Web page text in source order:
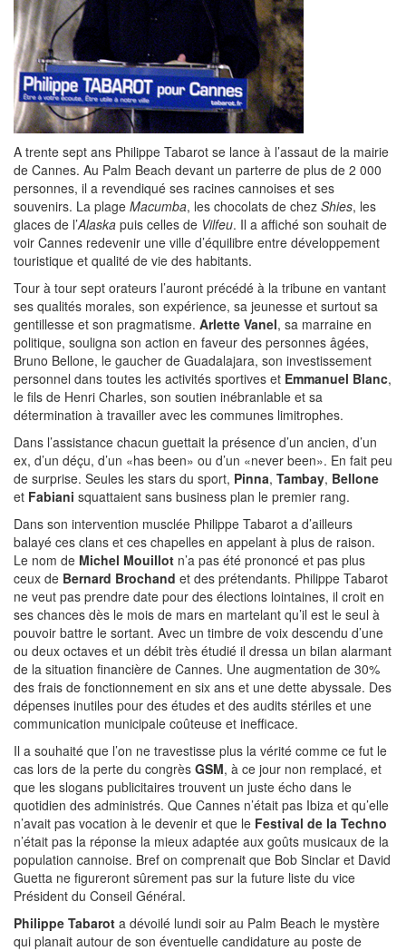
A trente sept ans Philippe Tabarot se lance à l’assaut de la mairie
de Cannes. Au Palm Beach devant un parterre de plus de 2 000
personnes, il a revendiqué ses racines cannoises et ses
souvenirs. La plage Macumba, les chocolats de chez Shies, les
glaces de l’Alaska puis celles de Vilfeu. Il a affiché son souhait de
voir Cannes redevenir une ville d’équilibre entre développement
touristique et qualité de vie des habitants.
Tour à tour sept orateurs l’auront précédé à la tribune en vantant
ses qualités morales, son expérience, sa jeunesse et surtout sa
gentillesse et son pragmatisme. Arlette Vanel, sa marraine en
politique, souligna son action en faveur des personnes âgées,
Bruno Bellone, le gaucher de Guadalajara, son investissement
personnel dans toutes les activités sportives et Emmanuel Blanc,
le fils de Henri Charles, son soutien inébranlable et sa
détermination à travailler avec les communes limitrophes.
Dans l’assistance chacun guettait la présence d’un ancien, d’un
ex, d’un déçu, d’un
has been ou d’un never been . En fait peu
de surprise. Seules les stars du sport, Pinna, Tambay, Bellone
et Fabiani squattaient sans business plan le premier rang.
Dans son intervention musclée Philippe Tabarot a d’ailleurs
balayé ces clans et ces chapelles en appelant à plus de raison.
Le nom de Michel Mouillot n’a pas été prononcé et pas plus
ceux de Bernard Brochand et des prétendants. Philippe Tabarot
ne veut pas prendre date pour des élections lointaines, il croit en
ses chances dès le mois de mars en martelant qu’il est le seul à
pouvoir battre le sortant. Avec un timbre de voix descendu d’une
ou deux octaves et un débit très étudié il dressa un bilan alarmant
de la situation financière de Cannes. Une augmentation de 30%
des frais de fonctionnement en six ans et une dette abyssale. Des
dépenses inutiles pour des études et des audits stériles et une
communication municipale coûteuse et inefficace.
Il a souhaité que l’on ne travestisse plus la vérité comme ce fut le
cas lors de la perte du congrès GSM, à ce jour non remplacé, et
que les slogans publicitaires trouvent un juste écho dans le
quotidien des administrés. Que Cannes n’était pas Ibiza et qu’elle
n’avait pas vocation à le devenir et que le Festival de la Techno
n’était pas la réponse la mieux adaptée aux goûts musicaux de la
population cannoise. Bref on comprenait que Bob Sinclar et David
Guetta ne figureront sûrement pas sur la future liste du vice
Président du Conseil Général.
Philippe Tabarot a dévoilé lundi soir au Palm Beach le mystère
qui planait autour de son éventuelle candidature au poste de